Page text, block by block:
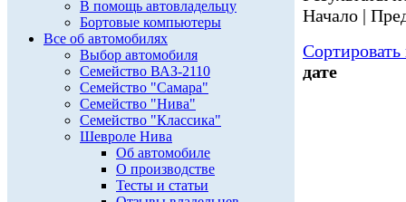
В помощь автовладельцу
Бортовые компьютеры
Все об автомобилях
Выбор автомобиля
Семейство ВАЗ-2110
Семейство "Самара"
Семейство "Нива"
Семейство "Классика"
Шевроле Нива
Об автомобиле
О производстве
Тесты и статьи
Начало |
дате